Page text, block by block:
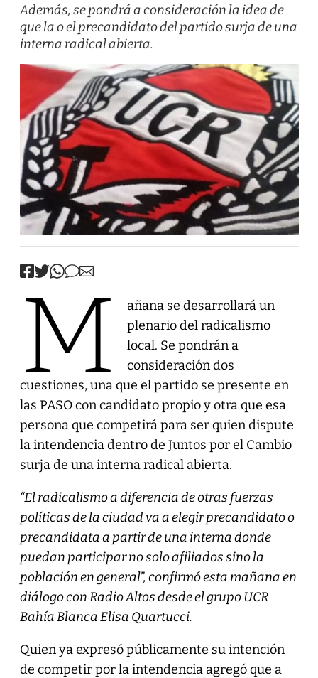
Además, se pondrá a consideración la idea de
que la o el precandidato del partido surja de una
interna radical abierta.
M
añana se desarrollará un
plenario del radicalismo
local. Se pondrán a
consideración dos
cuestiones, una que el partido se presente en
las PASO con candidato propio y otra que esa
persona que competirá para ser quien dispute
la intendencia dentro de Juntos por el Cambio
surja de una interna radical abierta.
“El radicalismo a diferencia de otras fuerzas
políticas de la ciudad va a elegir precandidato o
precandidata a partir de una interna donde
puedan participar no solo afiliados sino la
población en general”, confirmó esta mañana en
diálogo con Radio Altos desde el grupo UCR
Bahía Blanca Elisa Quartucci.
Quien ya expresó públicamente su intención
de competir por la intendencia agregó que a